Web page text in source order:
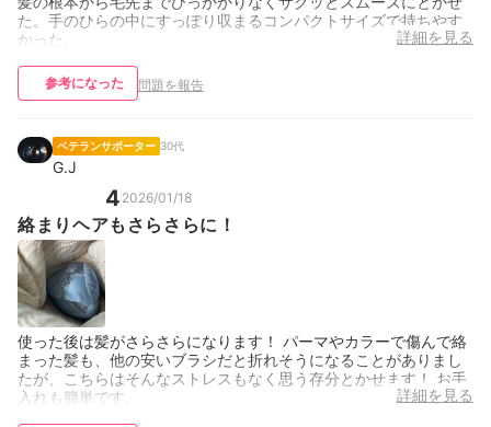
た。手のひらの中にすっぽり収まるコンパクトサイズで持ちやす
かった。
詳細を見る
参考になった 問題を報告
ベテランサポーター 30代
G.J
4 2026/01/18
絡まりヘアもさらさらに！
使った後は髪がさらさらになります！ パーマやカラーで傷んで絡
まった髪も、他の安いブラシだと折れそうになることがありまし
たが、こちらはそんなストレスもなく思う存分とかせます！ お手
入れも簡単です。
詳細を見る